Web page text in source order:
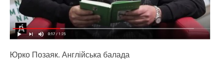
Юрко Позаяк. Англійська балада